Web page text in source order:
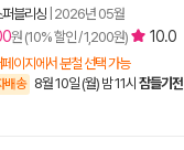
블리싱 2026년 05월
원 (10% 할인 / 1,200원) 10.0
이지에서 분철 선택 가능
배송 8월 10일 (월) 밤 11시 잠들기